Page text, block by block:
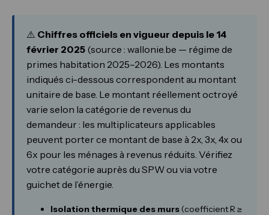
⚠️ Chiffres officiels en vigueur depuis le 14
février 2025 (source : wallonie.be — régime de
primes habitation 2025–2026). Les montants
indiqués ci-dessous correspondent au montant
unitaire de base. Le montant réellement octroyé
varie selon la catégorie de revenus du
demandeur : les multiplicateurs applicables
peuvent porter ce montant de base à 2x, 3x, 4x ou
6x pour les ménages à revenus réduits. Vérifiez
votre catégorie auprès du SPW ou via votre
guichet de l’énergie.
Isolation thermique des murs (coefficient R ≥